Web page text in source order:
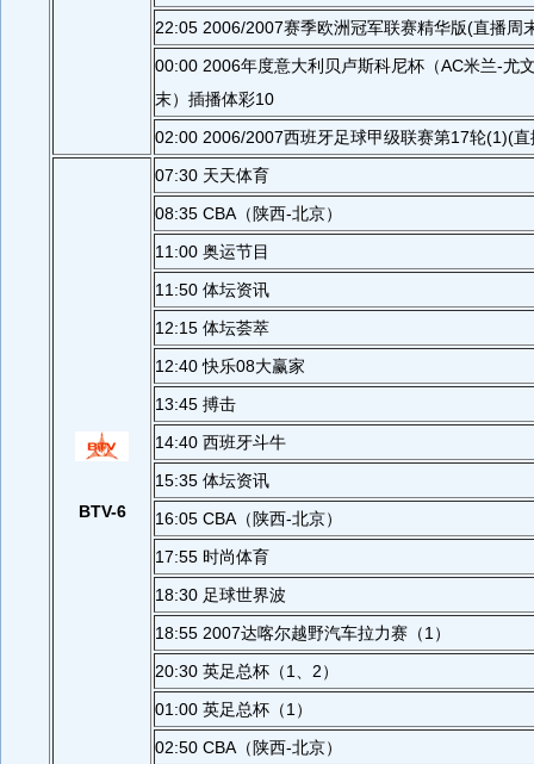
22:05 2006/2007赛季欧洲冠军联赛精华版(直播周
00:00 2006年度意大利贝卢斯科尼杯（AC米兰-尤
末）插播体彩10
02:00 2006/2007西班牙足球甲级联赛第17轮(1)(
BTV-6
07:30 天天体育
08:35 CBA（陕西-北京）
11:00 奥运节目
11:50 体坛资讯
12:15 体坛荟萃
12:40 快乐08大赢家
13:45 搏击
14:40 西班牙斗牛
15:35 体坛资讯
16:05 CBA（陕西-北京）
17:55 时尚体育
18:30 足球世界波
18:55 2007达喀尔越野汽车拉力赛（1）
20:30 英足总杯（1、2）
01:00 英足总杯（1）
02:50 CBA（陕西-北京）